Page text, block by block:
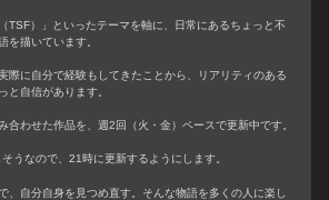
TSF）」といったテーマを軸に、日常にあるちょっと不
を描いています。
際に自分で経験もしてきたことから、リアリティのある
と自信があります。
合わせた作品を、週2回（火・金）ペースで更新中です。
うなので、21時に更新するようにします。
、自分自身を見つめ直す。そんな物語を多くの人に楽し